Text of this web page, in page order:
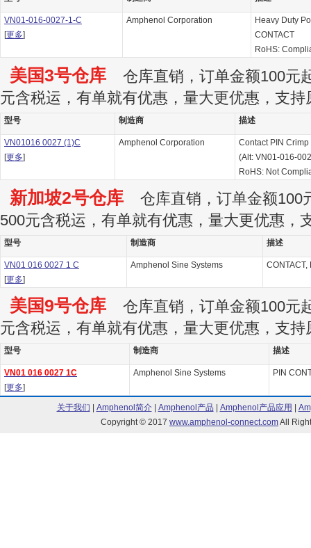
VN01-016-0027-1-C
[更多]
Amphenol Corporation
Heavy Duty
CONTACT
RoHS:
美国3号仓库 仓库直销，订单金额100元
元含税运，有单就有优惠，量大更优惠，支持
型号 制造商 描述
VN01016 0027 (1)C
[更多]
Amphenol Corporation
Contact PIN
(Alt: VN01-016-
RoHS: Not
新加坡2号仓库 仓库直销，订单金额100
500元含税运，有单就有优惠，量大更优惠，
型号 制造商 描述
VN01 016 0027 1 C
[更多]
Amphenol Sine Systems CONTACT,
美国9号仓库 仓库直销，订单金额100元
元含税运，有单就有优惠，量大更优惠，支持
型号 制造商 描述
VN01 016 0027 1C
[更多]
Amphenol Sine Systems PIN
关于我们 Amphenol简介| Amphenol产品 Amphenol产品应用
Copyright © 2017 www.amphenol-connect.comAll